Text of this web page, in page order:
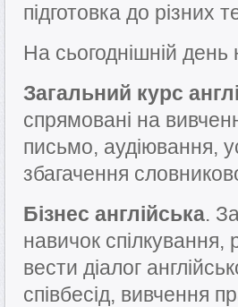
підготовка до різних
На сьогоднішній
Загальний курс
спрямовані на
письмо, аудіювання,
збагачення
Бізнес англійська.
навичок спілкування,
вести діалог
співбесід, вивчення